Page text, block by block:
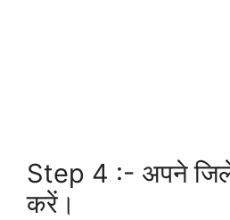
Step 4 :- अपने
करें।